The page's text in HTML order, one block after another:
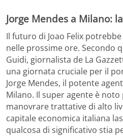
Jorge Mendes a Milano:
Il futuro di Joao Felix
nelle prossime ore. Secondo
Guidi, giornalista de La
una giornata cruciale per il
Jorge Mendes, il potente
Milano. Il super agente è
manovrare trattative di alto
capitale economica italiana
qualcosa di significativo stia